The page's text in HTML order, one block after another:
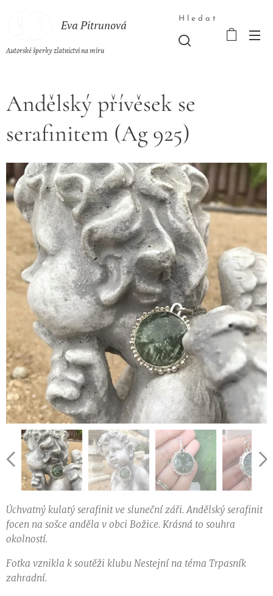
Eva Pitrunová
Autorské šperky zlatnictví na míru
Hledat
Andělský přívěsek se
serafinitem (Ag 925)
Úchvatný kulatý serafinit ve sluneční záři. Andělský serafinit
focen na sošce anděla v obci Božice. Krásná to souhra
okolností.
Fotka vznikla k soutěži klubu Nestejní na téma Trpasník
zahradní.